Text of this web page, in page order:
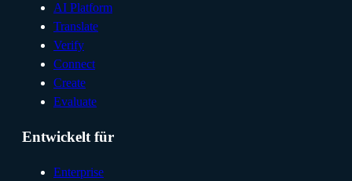
AI Platform
Translate
Verify
Connect
Create
Evaluate
Entwickelt für
Enterprise